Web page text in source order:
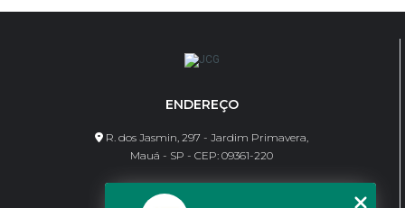
ENDEREÇO
R. dos Jasmin, 297 - Jardim Primavera,
Mauá - SP - CEP: 09361-220
CONTATO